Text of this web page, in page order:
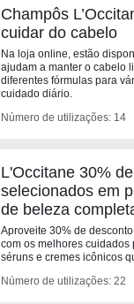
Champôs
cuidar do cabelo
Na loja online, estão
ajudam a manter o cabelo
diferentes fórmulas para
cuidado diário.
Número de utilizações: 14
L'Occitane 30%
selecionados em
de beleza
Aproveite 30% de
com os melhores cuidados
séruns e cremes icônicos
Número de utilizações: 22